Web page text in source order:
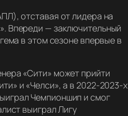
отставая от лидера на
Впереди — заключительный
в этом сезоне впервые в
«Сити» может прийти
и «Челси», а в 2022-2023-х
Чемпионшип и смог
выиграл Лигу